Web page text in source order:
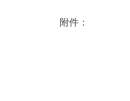
附件：